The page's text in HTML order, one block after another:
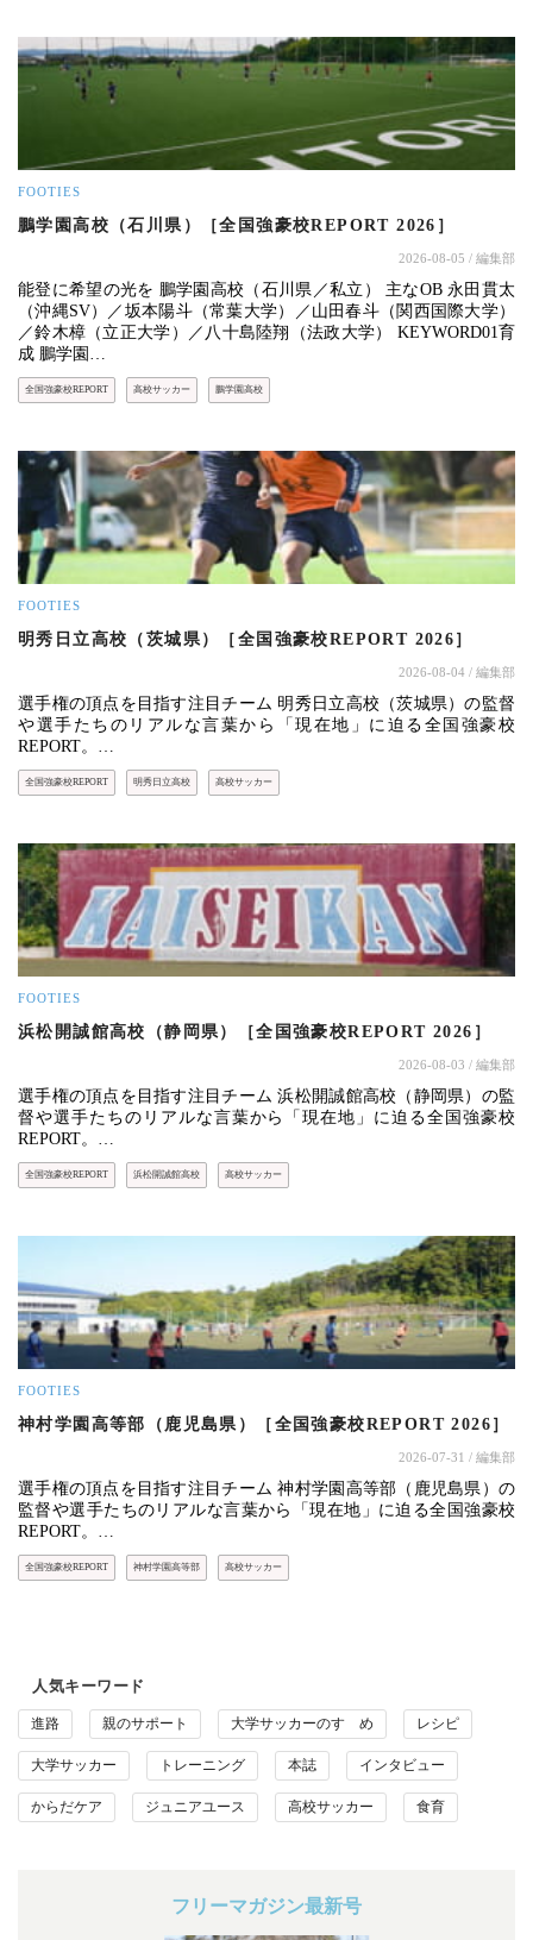
FOOTIES
鵬学園高校（石川県）［全国強豪校REPORT 2026］
2026-08-05 / 編集部
能登に希望の光を 鵬学園高校（石川県／私立） 主なOB 永田貫太
（沖縄SV）／坂本陽斗（常葉大学）／山田春斗（関西国際大学）
／鈴木樟（立正大学）／八十島陸翔（法政大学） KEYWORD01育
成 鵬学園…
全国強豪校REPORT 高校サッカー 鵬学園高校
FOOTIES
明秀日立高校（茨城県）［全国強豪校REPORT 2026］
2026-08-04 / 編集部
選手権の頂点を目指す注目チーム 明秀日立高校（茨城県）の監督
や選手たちのリアルな言葉から「現在地」に迫る全国強豪校
REPORT。…
全国強豪校REPORT 明秀日立高校 高校サッカー
FOOTIES
浜松開誠館高校（静岡県）［全国強豪校REPORT 2026］
2026-08-03 / 編集部
選手権の頂点を目指す注目チーム 浜松開誠館高校（静岡県）の監
督や選手たちのリアルな言葉から「現在地」に迫る全国強豪校
REPORT。…
全国強豪校REPORT 浜松開誠館高校 高校サッカー
FOOTIES
神村学園高等部（鹿児島県）［全国強豪校REPORT 2026］
2026-07-31 / 編集部
選手権の頂点を目指す注目チーム 神村学園高等部（鹿児島県）の
監督や選手たちのリアルな言葉から「現在地」に迫る全国強豪校
REPORT。…
全国強豪校REPORT 神村学園高等部 高校サッカー
人気キーワード
進路 親のサポート 大学サッカーのすゝめ レシピ
大学サッカー トレーニング 本誌 インタビュー
からだケア ジュニアユース 高校サッカー 食育
フリーマガジン最新号